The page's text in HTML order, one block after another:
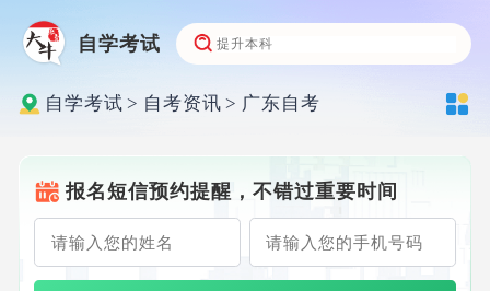
自学考试
自学考试 > 自考资讯 > 广东自考
报名短信预约提醒，不错过重要时间